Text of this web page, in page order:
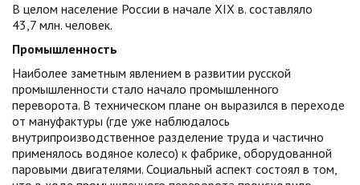
В целом население России в начале XIX в. составляло
43,7 млн. человек.
Промышленность
Наиболее заметным явлением в развитии русской
промышленности стало начало промышленного
переворота. В техническом плане он выразился в переходе
от мануфактуры (где уже наблюдалось
внутрипроизводственное разделение труда и частично
применялось водяное колесо) к фабрике, оборудованной
паровыми двигателями. Социальный аспект состоял в том,